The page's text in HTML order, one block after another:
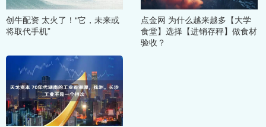
创牛配资 太火了！“它，未来或
将取代手机”
点金网 为什么越来越多【大学
食堂】选择【进销存秤】做食材
验收？